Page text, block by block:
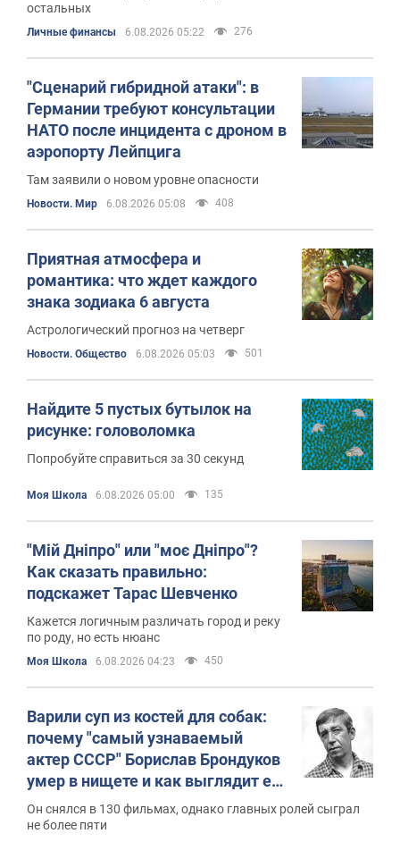
остальных
Личные финансы 6.08.2026 05:22 276
"Сценарий гибридной атаки": в
Германии требуют консультации
НАТО после инцидента с дроном в
аэропорту Лейпцига
Там заявили о новом уровне опасности
Новости. Мир 6.08.2026 05:08 408
Приятная атмосфера и
романтика: что ждет каждого
знака зодиака 6 августа
Астрологический прогноз на четверг
Новости. Общество 6.08.2026 05:03 501
Найдите 5 пустых бутылок на
рисунке: головоломка
Попробуйте справиться за 30 секунд
Моя Школа 6.08.2026 05:00 135
"Мій Дніпро" или "моє Дніпро"?
Как сказать правильно:
подскажет Тарас Шевченко
Кажется логичным различать город и реку
по роду, но есть нюанс
Моя Школа 6.08.2026 04:23 450
Варили суп из костей для собак:
почему "самый узнаваемый
актер СССР" Борислав Брондуков
умер в нищете и как выглядит его
скромная могила
Он снялся в 130 фильмах, однако главных ролей сыграл
не более пяти